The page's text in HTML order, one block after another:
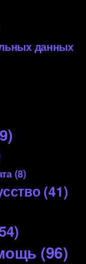
данных
(8)
(41)
(96)